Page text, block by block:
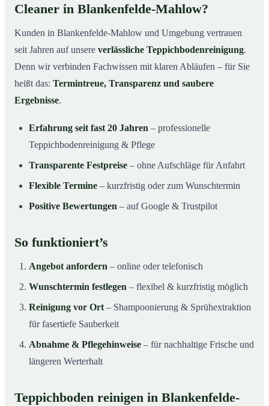
Cleaner in Blankenfelde-Mahlow?
Kunden in Blankenfelde-Mahlow und Umgebung vertrauen
seit Jahren auf unsere verlässliche Teppichbodenreinigung.
Denn wir verbinden Fachwissen mit klaren Abläufen – für Sie
heißt das: Termintreue, Transparenz und saubere
Ergebnisse.
Erfahrung seit fast 20 Jahren – professionelle
Teppichbodenreinigung & Pflege
Transparente Festpreise – ohne Aufschläge für Anfahrt
Flexible Termine – kurzfristig oder zum Wunschtermin
Positive Bewertungen – auf Google & Trustpilot
So funktioniert’s
Angebot anfordern – online oder telefonisch
Wunschtermin festlegen – flexibel & kurzfristig möglich
Reinigung vor Ort – Shampoonierung & Sprühextraktion
für fasertiefe Sauberkeit
Abnahme & Pflegehinweise – für nachhaltige Frische und
längeren Werterhalt
Teppichboden reinigen in Blankenfelde-